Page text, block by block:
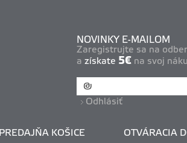
NOVINKY E-MAILOM
Zaregistrujte sa na
a získate 5€ na svoj
Odhlásiť
PREDAJŇA KOŠICE OTVÁRACIA